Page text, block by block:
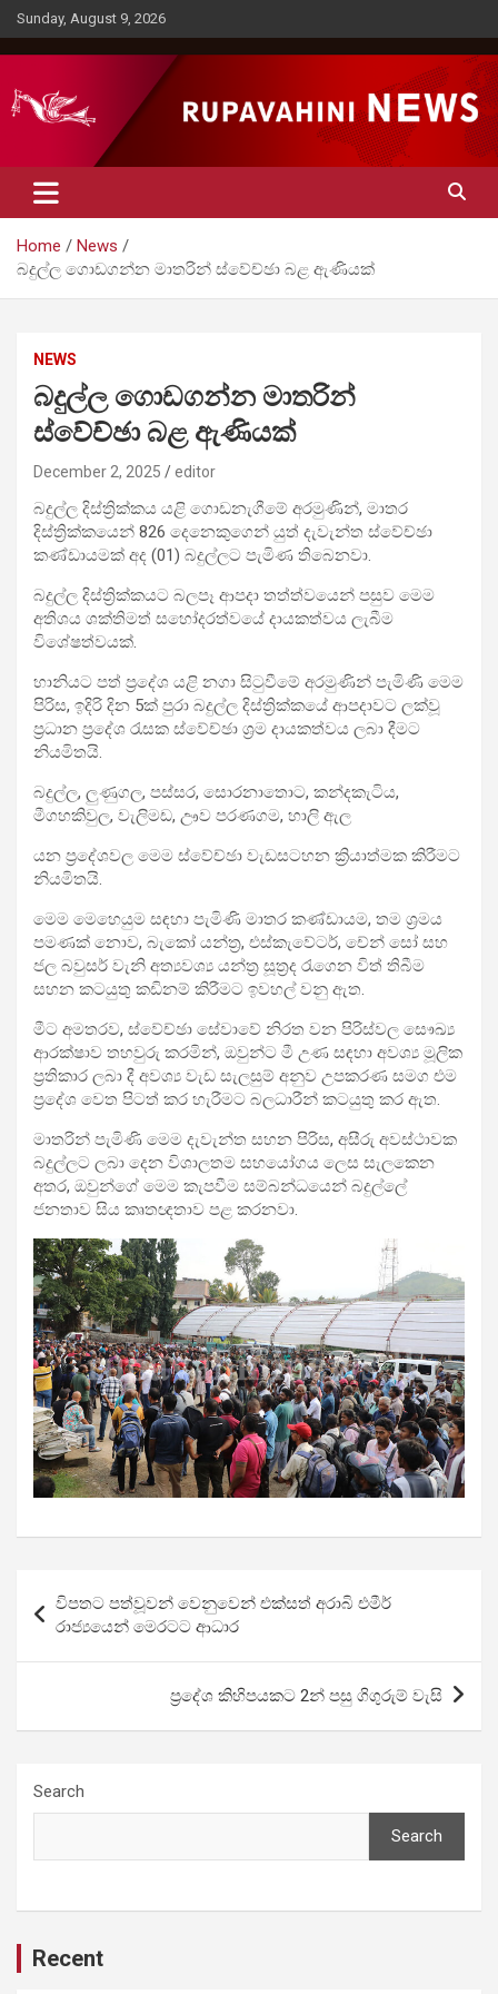
Skip
to
content
Sunday, August 9, 2026
Rupavahini News
Home
News
බදුල්ල ගොඩගන්න මාතරින් ස්වේච්ඡා බළ ඇණියක්
NEWS
බදුල්ල ගොඩගන්න මාතරින්
ස්වේච්ඡා බළ ඇණියක්
December 2, 2025 editor
බදුල්ල දිස්ත්‍රික්කය යළි ගොඩනැගීමේ අරමුණින්, මාතර
දිස්ත්‍රික්කයෙන් 826 දෙනෙකුගෙන් යුත් දැවැන්ත ස්වේච්ඡා
කණ්ඩායමක් අද (01) බදුල්ලට පැමිණ තිබෙනවා.
බදුල්ල දිස්ත්‍රික්කයට බලපෑ ආපදා තත්ත්වයෙන් පසුව මෙම
අතිශය ශක්තිමත් සහෝදරත්වයේ දායකත්වය ලැබීම
විශේෂත්වයක්.
​හානියට පත් ප්‍රදේශ යළි නගා සිටුවීමේ අරමුණින් පැමිණි මෙම
පිරිස, ඉදිරි දින 5ක් පුරා බදුල්ල දිස්ත්‍රික්කයේ ආපදාවට ලක්වූ
ප්‍රධාන ප්‍රදේශ රැසක ස්වේච්ඡා ශ්‍රම දායකත්වය ලබා දීමට
නියමිතයි.
බදුල්ල, ලුණුගල, පස්සර, සොරනාතොට, කන්දකැටිය,
මීගහකිවුල, වැලිමඩ, ඌව පරණගම, ​හාලි ඇල
​යන ප්‍රදේශවල මෙම ස්වේච්ඡා වැඩසටහන ක්‍රියාත්මක කිරීමට
නියමිතයි.
මෙම මෙහෙයුම සඳහා පැමිණි මාතර කණ්ඩායම, තම ශ්‍රමය
පමණක් නොව, බැකෝ යන්ත්‍ර, එස්කැවේටර්, චේන් සෝ සහ
ජල බවුසර් වැනි අත්‍යවශ්‍ය යන්ත්‍ර සූත්‍රද රැගෙන විත් තිබීම
සහන කටයුතු කඩිනම් කිරීමට ඉවහල් වනු ඇත.
​මීට අමතරව, ස්වේච්ඡා සේවාවේ නිරත වන පිරිස්වල සෞඛ්‍ය
ආරක්ෂාව තහවුරු කරමින්, ඔවුන්ට මී උණ සඳහා අවශ්‍ය මූලික
ප්‍රතිකාර ලබා දී අවශ්‍ය වැඩ සැලසුම් අනුව උපකරණ සමග එම
ප්‍රදේශ වෙත පිටත් කර හැරීමට බලධාරීන් කටයුතු කර ඇත.
​මාතරින් පැමිණි මෙම දැවැන්ත සහන පිරිස, අසීරු අවස්ථාවක
බදුල්ලට ලබා දෙන විශාලතම සහයෝගය ලෙස සැලකෙන
අතර, ඔවුන්ගේ මෙම කැපවීම සම්බන්ධයෙන් බදුල්ලේ
ජනතාව සිය කෘතඥතාව පළ කරනවා.
Post
navigation
විපතට පත්වූවන් වෙනුවෙන් එක්සත් අරාබි එමීර්
රාජ්‍යයෙන් මෙරටට ආධාර
ප්‍රදේශ කිහිපයකට 2න් පසු ගිගුරුම් වැසි
Search
Search
Recent